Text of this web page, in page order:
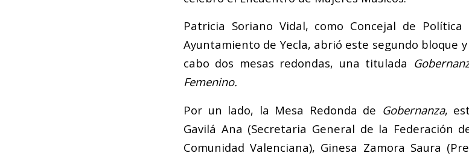
Patricia Soriano Vidal, como Concejal de
Ayuntamiento de Yecla, abrió este segundo bloque
cabo dos mesas redondas, una titulada
Femenino.
Por un lado, la Mesa Redonda de Gobernanza,
Gavilá Ana (Secretaria General de la Federación
Comunidad Valenciana), Ginesa Zamora Saura